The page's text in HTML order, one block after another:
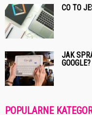
CO TO
JAK
GOOGLE?
POPULARNE